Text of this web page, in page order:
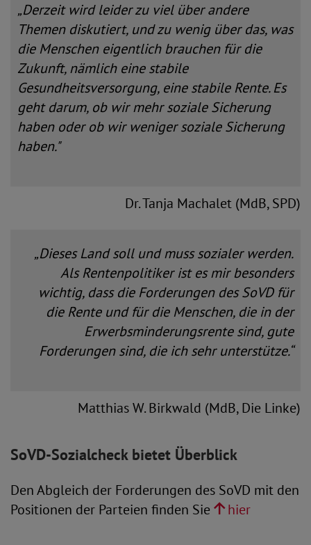
„Derzeit wird leider zu viel über andere
Themen diskutiert, und zu wenig über das, was
die Menschen eigentlich brauchen für die
Zukunft, nämlich eine stabile
Gesundheitsversorgung, eine stabile Rente. Es
geht darum, ob wir mehr soziale Sicherung
haben oder ob wir weniger soziale Sicherung
haben."
Dr. Tanja Machalet (MdB, SPD)
„Dieses Land soll und muss sozialer werden.
Als Rentenpolitiker ist es mir besonders
wichtig, dass die Forderungen des SoVD für
die Rente und für die Menschen, die in der
Erwerbsminderungsrente sind, gute
Forderungen sind, die ich sehr unterstütze.“
Matthias W. Birkwald (MdB, Die Linke)
SoVD-Sozialcheck bietet Überblick
Den Abgleich der Forderungen des SoVD mit den
Positionen der Parteien finden Sie
hier